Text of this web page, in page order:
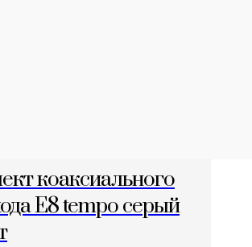
коаксиального
E8 tempo серый